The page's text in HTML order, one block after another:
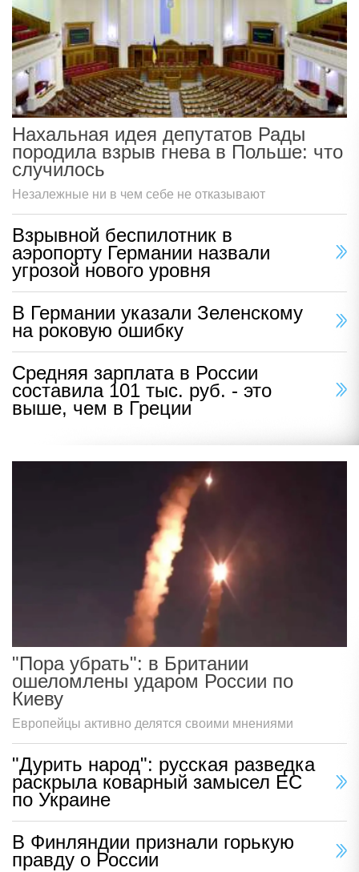
Нахальная идея депутатов Рады
породила взрыв гнева в Польше: что
случилось
Незалежные ни в чем себе не отказывают
Взрывной беспилотник в
аэропорту Германии назвали
угрозой нового уровня
В Германии указали Зеленскому
на роковую ошибку
Средняя зарплата в России
составила 101 тыс. руб. - это
выше, чем в Греции
"Пора убрать": в Британии
ошеломлены ударом России по
Киеву
Европейцы активно делятся своими мнениями
"Дурить народ": русская разведка
раскрыла коварный замысел ЕС
по Украине
В Финляндии признали горькую
правду о России